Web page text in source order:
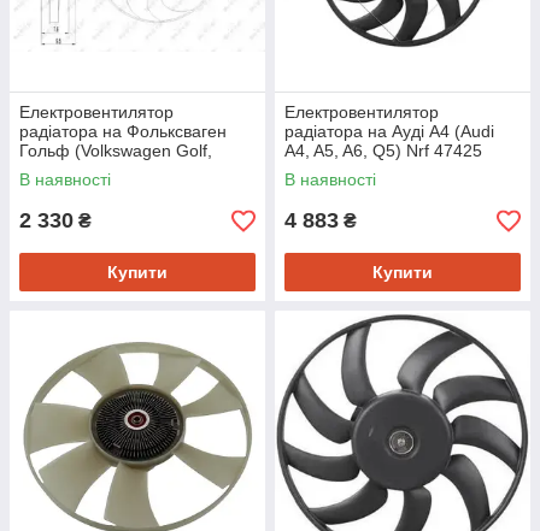
Електровентилятор
радіатора на Фольксваген
Гольф (Volkswagen Golf,
Polo) Nrf 47064
В наявності
2 330 ₴
Купити
Електровентилятор
радіатора на Ауді A4 (Audi
A4, A5, A6, Q5) Nrf 47425
В наявності
4 883 ₴
Купити